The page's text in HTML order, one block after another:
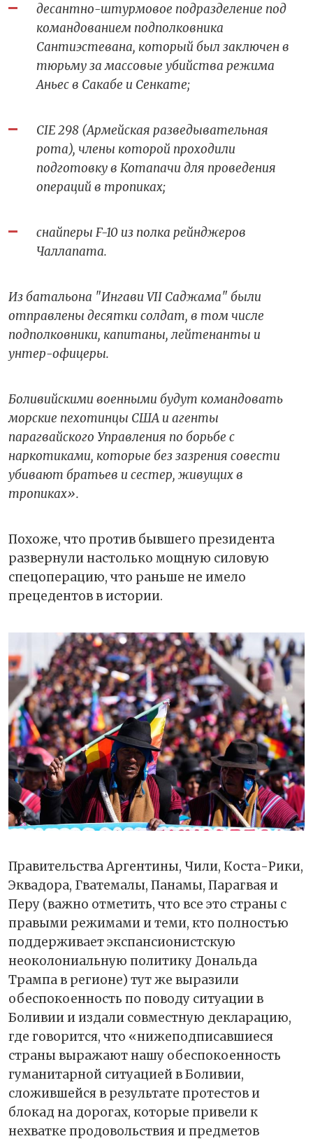
десантно-штурмовое подразделение под
командованием подполковника
Сантиэстевана, который был заключен в
тюрьму за массовые убийства режима
Аньес в Сакабе и Сенкате;
CIE 298 (Армейская разведывательная
рота), члены которой проходили
подготовку в Котапачи для проведения
операций в тропиках;
снайперы F-10 из полка рейнджеров
Чаллапата.
Из батальона "Ингави VII Саджама" были
отправлены десятки солдат, в том числе
подполковники, капитаны, лейтенанты и
унтер-офицеры.
Боливийскими военными будут командовать
морские пехотинцы США и агенты
парагвайского Управления по борьбе с
наркотиками, которые без зазрения совести
убивают братьев и сестер, живущих в
тропиках».
Похоже, что против бывшего президента
развернули настолько мощную силовую
спецоперацию, что раньше не имело
прецедентов в истории.
Правительства Аргентины, Чили, Коста-Рики,
Эквадора, Гватемалы, Панамы, Парагвая и
Перу (важно отметить, что все это страны с
правыми режимами и теми, кто полностью
поддерживает экспансионистскую
неоколониальную политику Дональда
Трампа в регионе) тут же выразили
обеспокоенность по поводу ситуации в
Боливии и издали совместную декларацию,
где говорится, что «нижеподписавшиеся
страны выражают нашу обеспокоенность
гуманитарной ситуацией в Боливии,
сложившейся в результате протестов и
блокад на дорогах, которые привели к
нехватке продовольствия и предметов